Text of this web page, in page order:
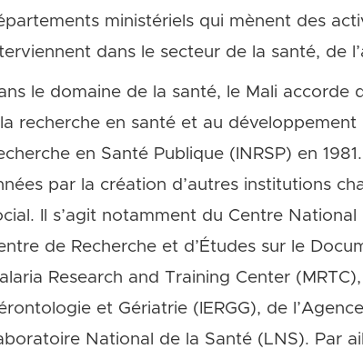
ministériels qui mènent des
dans le secteur de la santé, de
le domaine de la santé, le Mali
recherche en santé et au
en Santé Publique (INRSP) en
par la création d’autres institutions
Il s’agit notamment du Centre
de Recherche et d’Études sur le
Research and Training Center
et Gériatrie (IERGG), de
National de la Santé (LNS). Par